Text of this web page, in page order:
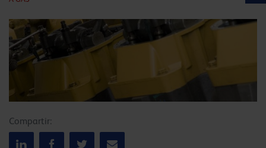
Compartir: